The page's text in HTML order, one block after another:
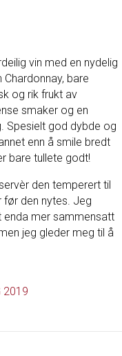
vin med en nydelig
bare
og rik frukt av
smaker og en
Spesielt god dybde og
enn å smile bredt
bare tullete godt!
den temperert til
den nytes. Jeg
enda mer sammensatt
jeg gleder meg til å
2019